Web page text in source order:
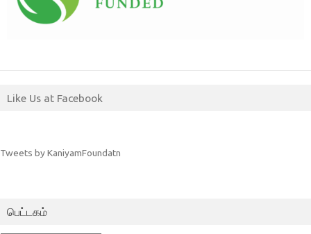
Like Us at Facebook
Tweets by KaniyamFoundatn
பெட்டகம்